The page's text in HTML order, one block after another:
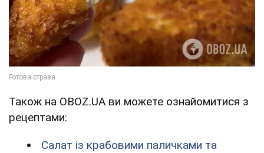
Також на OBOZ.UA ви можете ознайомитися з
рецептами:
Салат із крабовими паличками та